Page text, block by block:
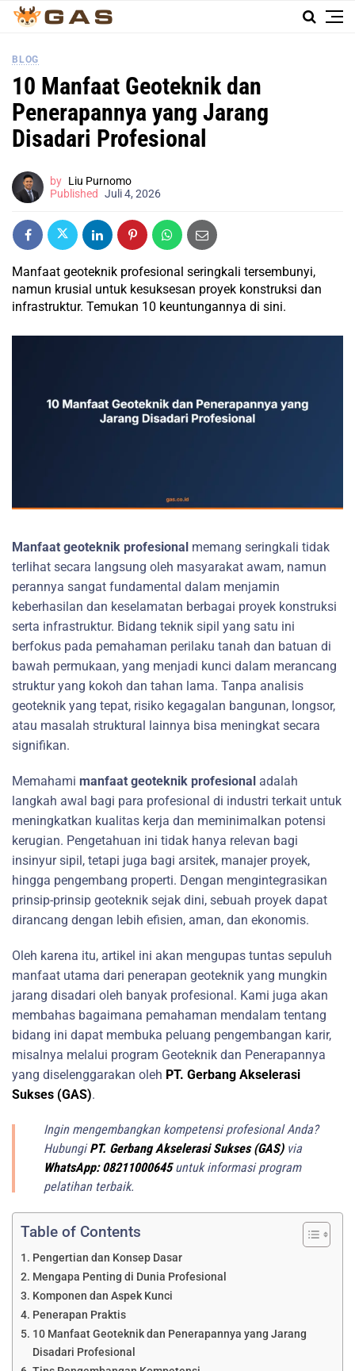
BLOG
10 Manfaat Geoteknik dan
Penerapannya yang Jarang
Disadari Profesional
by Liu Purnomo
Published
Juli 4, 2026
Manfaat geoteknik profesional seringkali tersembunyi,
namun krusial untuk kesuksesan proyek konstruksi dan
infrastruktur. Temukan 10 keuntungannya di sini.
Manfaat geoteknik profesional memang seringkali tidak
terlihat secara langsung oleh masyarakat awam, namun
perannya sangat fundamental dalam menjamin
keberhasilan dan keselamatan berbagai proyek konstruksi
serta infrastruktur. Bidang teknik sipil yang satu ini
berfokus pada pemahaman perilaku tanah dan batuan di
bawah permukaan, yang menjadi kunci dalam merancang
struktur yang kokoh dan tahan lama. Tanpa analisis
geoteknik yang tepat, risiko kegagalan bangunan, longsor,
atau masalah struktural lainnya bisa meningkat secara
signifikan.
Memahami manfaat geoteknik profesional adalah
langkah awal bagi para profesional di industri terkait untuk
meningkatkan kualitas kerja dan meminimalkan potensi
kerugian. Pengetahuan ini tidak hanya relevan bagi
insinyur sipil, tetapi juga bagi arsitek, manajer proyek,
hingga pengembang properti. Dengan mengintegrasikan
prinsip-prinsip geoteknik sejak dini, sebuah proyek dapat
dirancang dengan lebih efisien, aman, dan ekonomis.
Oleh karena itu, artikel ini akan mengupas tuntas sepuluh
manfaat utama dari penerapan geoteknik yang mungkin
jarang disadari oleh banyak profesional. Kami juga akan
membahas bagaimana pemahaman mendalam tentang
bidang ini dapat membuka peluang pengembangan karir,
misalnya melalui program Geoteknik dan Penerapannya
yang diselenggarakan oleh PT. Gerbang Akselerasi
Sukses (GAS).
Ingin mengembangkan kompetensi profesional Anda?
HubungiPT. Gerbang Akselerasi Sukses (GAS)via
WhatsApp: 08211000645untuk informasi program
pelatihan terbaik.
Table of Contents
Pengertian dan Konsep Dasar
Mengapa Penting di Dunia Profesional
Komponen dan Aspek Kunci
Penerapan Praktis
10 Manfaat Geoteknik dan Penerapannya yang Jarang
Disadari Profesional